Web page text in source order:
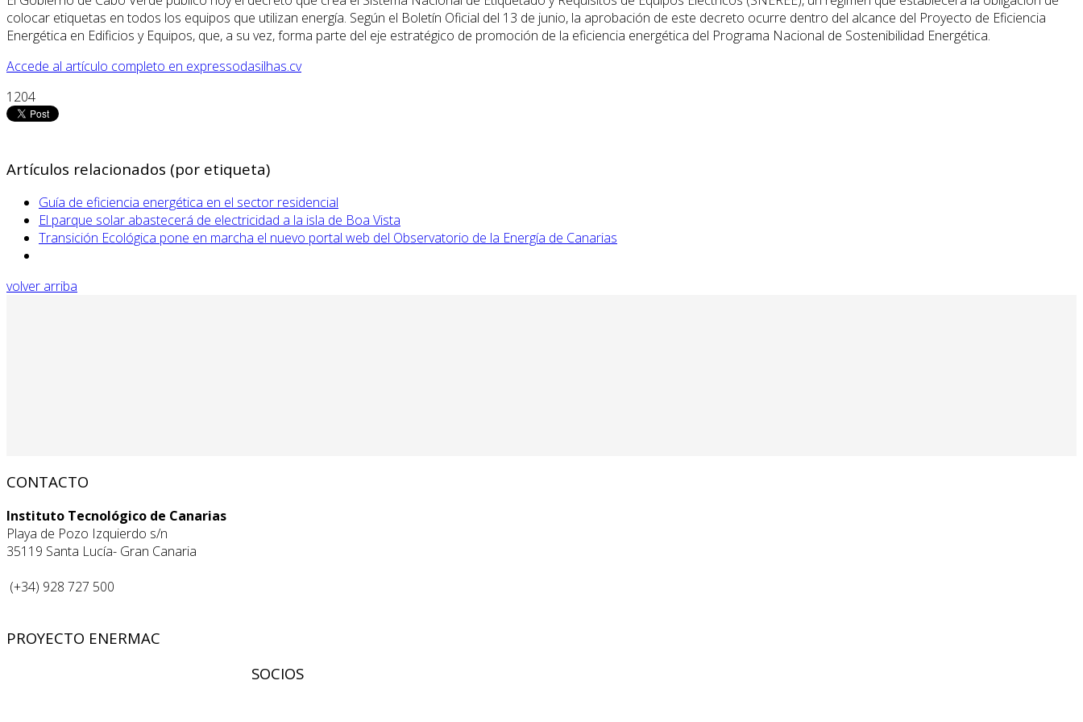
colocar etiquetas en todos los equipos que utilizan energía. Según el Boletín Oficial del 13 de junio, la aprobación de este decreto ocurre dentro del alcance del Proyecto de Eficiencia
Energética en Edificios y Equipos, que, a su vez, forma parte del eje estratégico de promoción de la eficiencia energética del Programa Nacional de Sostenibilidad Energética.
Accede al artículo completo en expressodasilhas.cv
1204
Artículos relacionados (por etiqueta)
Guía de eficiencia energética en el sector residencial
El parque solar abastecerá de electricidad a la isla de Boa Vista
Transición Ecológica pone en marcha el nuevo portal web del Observatorio de la Energía de Canarias
volver arriba
CONTACTO
Instituto Tecnológico de Canarias
Playa de Pozo Izquierdo s/n
35119 Santa Lucía- Gran Canaria
(+34) 928 727 500
PROYECTO ENERMAC
SOCIOS